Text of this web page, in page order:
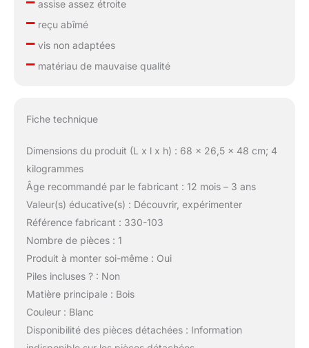
assise assez étroite
–reçu abîmé
–vis non adaptées
–matériau de mauvaise qualité
Fiche technique
Dimensions du produit (L x l x h) : 68 x 26,5 x 48 cm; 4
kilogrammes
Âge recommandé par le fabricant : 12 mois – 3 ans
Valeur(s) éducative(s) : Découvrir, expérimenter
Référence fabricant : 330-103
Nombre de pièces : 1
Produit à monter soi-même : Oui
Piles incluses ? : Non
Matière principale : Bois
Couleur : Blanc
Disponibilité des pièces détachées : Information